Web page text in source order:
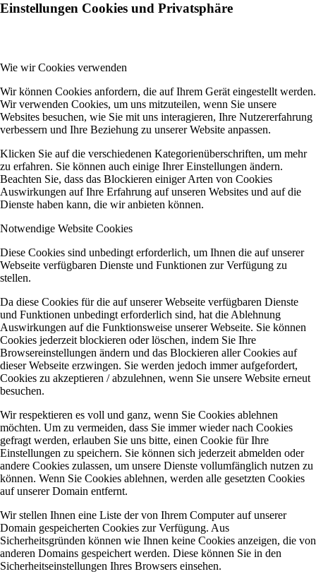
Einstellungen Cookies und Privatsphäre
Wie wir Cookies verwenden
Wir können Cookies anfordern, die auf Ihrem Gerät eingestellt werden.
Wir verwenden Cookies, um uns mitzuteilen, wenn Sie unsere
Websites besuchen, wie Sie mit uns interagieren, Ihre Nutzererfahrung
verbessern und Ihre Beziehung zu unserer Website anpassen.
Klicken Sie auf die verschiedenen Kategorienüberschriften, um mehr
zu erfahren. Sie können auch einige Ihrer Einstellungen ändern.
Beachten Sie, dass das Blockieren einiger Arten von Cookies
Auswirkungen auf Ihre Erfahrung auf unseren Websites und auf die
Dienste haben kann, die wir anbieten können.
Notwendige Website Cookies
Diese Cookies sind unbedingt erforderlich, um Ihnen die auf unserer
Webseite verfügbaren Dienste und Funktionen zur Verfügung zu
stellen.
Da diese Cookies für die auf unserer Webseite verfügbaren Dienste
und Funktionen unbedingt erforderlich sind, hat die Ablehnung
Auswirkungen auf die Funktionsweise unserer Webseite. Sie können
Cookies jederzeit blockieren oder löschen, indem Sie Ihre
Browsereinstellungen ändern und das Blockieren aller Cookies auf
dieser Webseite erzwingen. Sie werden jedoch immer aufgefordert,
Cookies zu akzeptieren / abzulehnen, wenn Sie unsere Website erneut
besuchen.
Wir respektieren es voll und ganz, wenn Sie Cookies ablehnen
möchten. Um zu vermeiden, dass Sie immer wieder nach Cookies
gefragt werden, erlauben Sie uns bitte, einen Cookie für Ihre
Einstellungen zu speichern. Sie können sich jederzeit abmelden oder
andere Cookies zulassen, um unsere Dienste vollumfänglich nutzen zu
können. Wenn Sie Cookies ablehnen, werden alle gesetzten Cookies
auf unserer Domain entfernt.
Wir stellen Ihnen eine Liste der von Ihrem Computer auf unserer
Domain gespeicherten Cookies zur Verfügung. Aus
Sicherheitsgründen können wie Ihnen keine Cookies anzeigen, die von
anderen Domains gespeichert werden. Diese können Sie in den
Sicherheitseinstellungen Ihres Browsers einsehen.